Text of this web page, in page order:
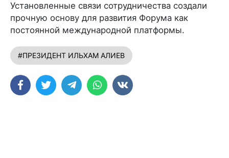
Установленные связи сотрудничества создали
прочную основу для развития Форума как
постоянной международной платформы.
#ПРЕЗИДЕНТ ИЛЬХАМ АЛИЕВ